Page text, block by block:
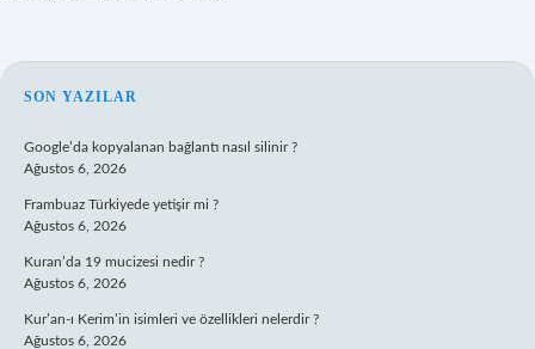
SIDEBAR
SON YAZILAR
Google’da kopyalanan bağlantı nasıl silinir ?
Ağustos 6, 2026
Frambuaz Türkiyede yetişir mi ?
Ağustos 6, 2026
Kuran’da 19 mucizesi nedir ?
Ağustos 6, 2026
Kur’an-ı Kerim’in isimleri ve özellikleri nelerdir ?
Ağustos 6, 2026